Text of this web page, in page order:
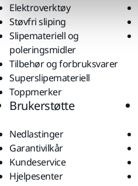
Elektroverktøy
Støvfri sliping
Slipemateriell og
poleringsmidler
Tilbehør og forbruksvarer
Superslipemateriell
Toppmerker
Brukerstøtte
Nedlastinger
Garantivilkår
Kundeservice
Hjelpesenter